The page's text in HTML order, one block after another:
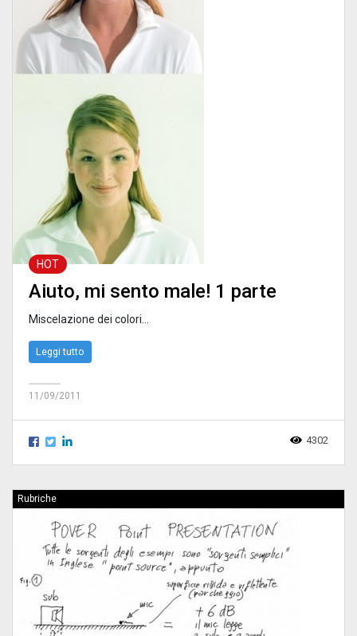
HOT
Aiuto, mi sento male! 1 parte
Miscelazione dei colori...
Leggi tutto
11/09/2011
4302
Rubriche